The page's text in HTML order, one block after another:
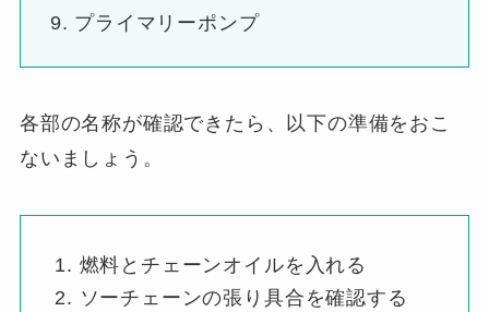
プライマリーポンプ
各部の名称が確認できたら、以下の準備をおこ
ないましょう。
燃料とチェーンオイルを入れる
ソーチェーンの張り具合を確認する